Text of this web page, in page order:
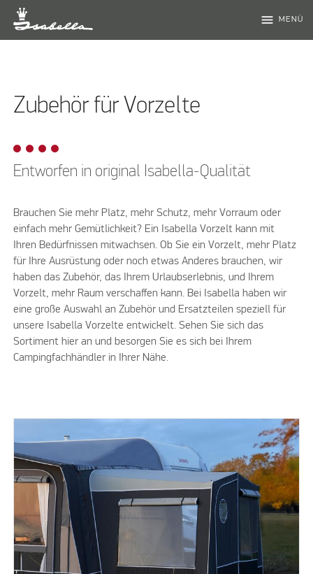
menu MENÜ
Zubehör für Vorzelte
Entworfen in original Isabella-Qualität
Brauchen Sie mehr Platz, mehr Schutz, mehr Vorraum oder
einfach mehr Gemütlichkeit? Ein Isabella Vorzelt kann mit
Ihren Bedürfnissen mitwachsen. Ob Sie ein Vorzelt, mehr Platz
für Ihre Ausrüstung oder noch etwas Anderes brauchen, wir
haben das Zubehör, das Ihrem Urlaubserlebnis, und Ihrem
Vorzelt, mehr Raum verschaffen kann. Bei Isabella haben wir
eine große Auswahl an Zubehör und Ersatzteilen speziell für
unsere Isabella Vorzelte entwickelt. Sehen Sie sich das
Sortiment hier an und besorgen Sie es sich bei Ihrem
Campingfachhändler in Ihrer Nähe.